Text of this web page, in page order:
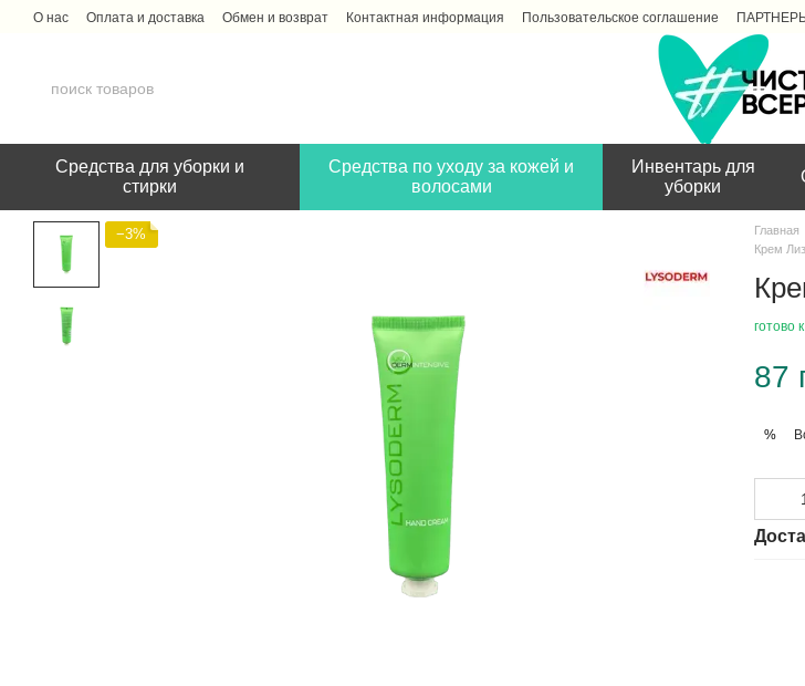
Перейти к основному контенту
О нас Оплата и доставка Обмен и возврат Контактная информация Пользовательское соглашение
Средства для уборки и
стирки
Средства по уходу за кожей и
волосами
Инвентарь для
уборки
−3% Главная
Крем
готово
87
%